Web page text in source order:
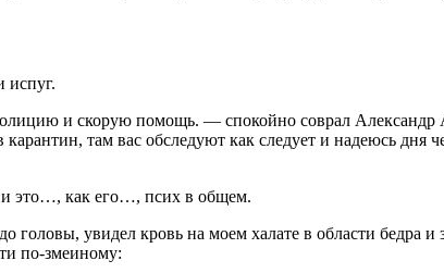
испуг.
и скорую помощь. — спокойно соврал
там вас обследуют как следует и надеюсь дня
это…, как его…, псих в общем.
головы, увидел кровь на моем халате в области бедра и
по-змеиному: